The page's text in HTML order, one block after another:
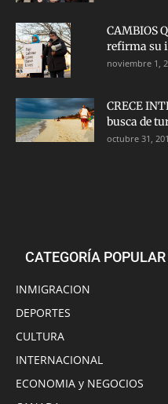
CAMBIOS
refirma su
noviembre 1,
CRECE
busca de
octubre 31,
CATEGORÍA POPULAR
INMIGRACION
DEPORTES
CULTURA
INTERNACIONAL
ECONOMIA y NEGOCIOS